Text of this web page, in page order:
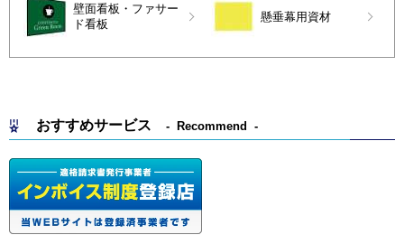
壁面看板・ファサー
ド看板
懸垂幕用資材
おすすめサービス Recommend